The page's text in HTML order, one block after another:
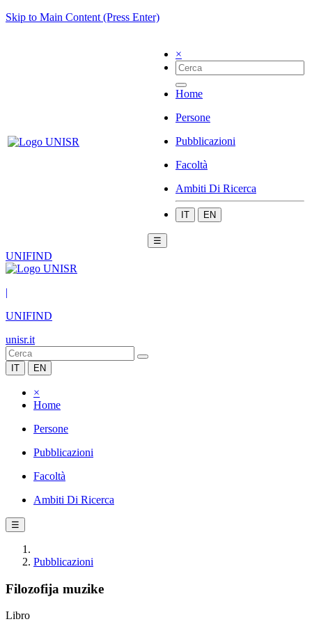
Skip to Main Content (Press Enter)
×
Home
Persone
Pubblicazioni
Facoltà
Ambiti Di Ricerca
IT EN
☰
UNIFIND
|
UNIFIND
unisr.it
IT EN
×
Home
Persone
Pubblicazioni
Facoltà
Ambiti Di Ricerca
☰
Pubblicazioni
Filozofija muzike
Libro